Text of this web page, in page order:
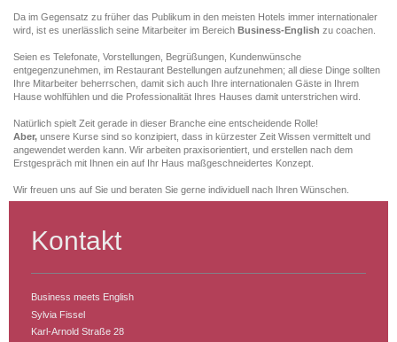
Da im Gegensatz zu früher das Publikum in den meisten Hotels immer internationaler
wird, ist es unerlässlich seine Mitarbeiter im Bereich Business-English zu coachen.
Seien es Telefonate, Vorstellungen, Begrüßungen, Kundenwünsche
entgegenzunehmen, im Restaurant Bestellungen aufzunehmen; all diese Dinge sollten
Ihre Mitarbeiter beherrschen, damit sich auch Ihre internationalen Gäste in Ihrem
Hause wohlfühlen und die Professionalität Ihres Hauses damit unterstrichen wird.
Natürlich spielt Zeit gerade in dieser Branche eine entscheidende Rolle!
Aber, unsere Kurse sind so konzipiert, dass in kürzester Zeit Wissen vermittelt und
angewendet werden kann. Wir arbeiten praxisorientiert, und erstellen nach dem
Erstgespräch mit Ihnen ein auf Ihr Haus maßgeschneidertes Konzept.
Wir freuen uns auf Sie und beraten Sie gerne individuell nach Ihren Wünschen.
Kontakt
Business meets English
Sylvia Fissel
Karl-Arnold Straße 28